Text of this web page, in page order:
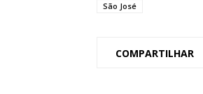
São José
COMPARTILHAR